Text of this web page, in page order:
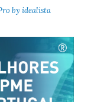
by idealista